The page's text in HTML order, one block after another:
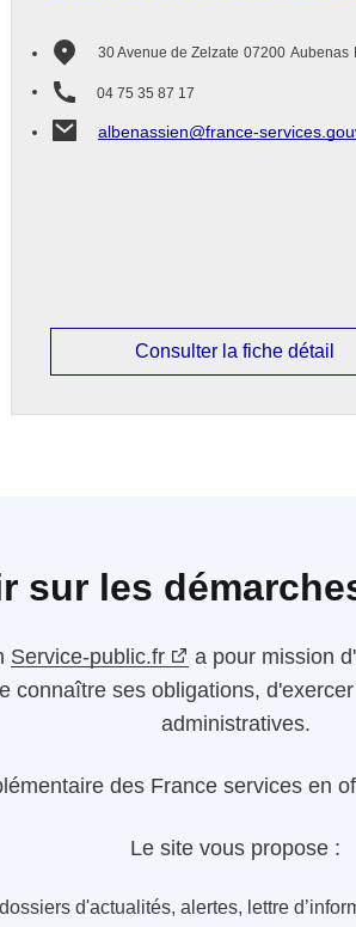
30 Avenue de Zelzate 07200 Aubenas
04 75 35 87 17
albenassien@france-
Consulter la fiche détail
sur les
Service-public.fr
a pour mission
connaître ses obligations,
administratives.
des France services en
Le site vous propose :
d'actualités, alertes, lettre